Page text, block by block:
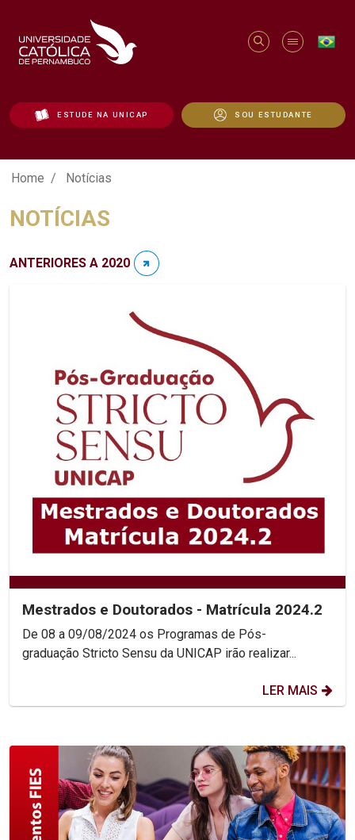
ESTUDE NA UNICAP SOU ESTUDANTE
Notícias - Unicap
Home Notícias
NOTÍCIAS
ANTERIORES A 2020
Mestrados e Doutorados - Matrícula 2024.2
De 08 a 09/08/2024 os Programas de Pós-
graduação Stricto Sensu da UNICAP irão realizar...
LER MAIS